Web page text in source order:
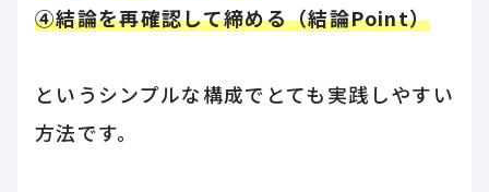
④結論を再確認して締める（結論Point）
というシンプルな構成でとても実践しやすい
方法です。